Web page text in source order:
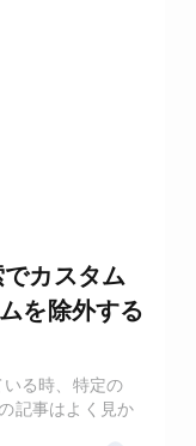
カスタム
を除外する
る時、特定の
記事はよく見か